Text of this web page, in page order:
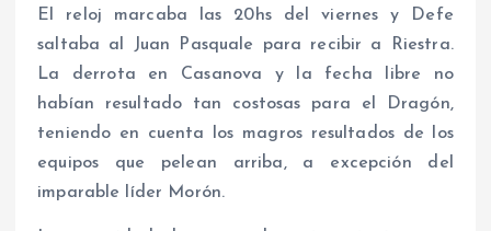
El reloj marcaba las 20hs del viernes y Defe
saltaba al Juan Pasquale para recibir a Riestra.
La derrota en Casanova y la fecha libre no
habían resultado tan costosas para el Dragón,
teniendo en cuenta los magros resultados de los
equipos que pelean arriba, a excepción del
imparable líder Morón.